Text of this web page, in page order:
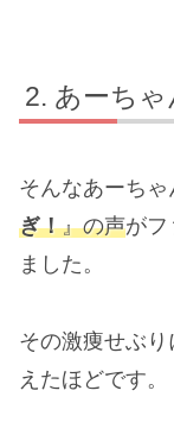
あーちゃ
そんなあーち
ぎ！』の声がフ
ました。
その激痩せぶり
えたほどです。